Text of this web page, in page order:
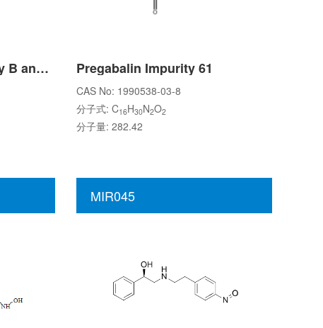
Pemetrexed EP Impurity B and Pemetrexed EP Impurity C Pregabalin Impurity 61
CAS No: 1990538-03-8
分子式: C16H30N2O2
分子量: 282.42
MIR045